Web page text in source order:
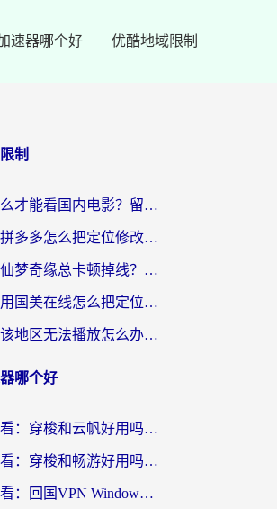
速器哪个好 优酷地域限制
制
在国外怎么才能看国内电影？留学生亲测有效的地域限制突破指南
在巴西用拼多多怎么把定位修改到中国国内？3步解决海外党痛点，附芒果TV伊对可用攻略
在国外玩仙梦奇缘总卡顿掉线？教你突破限制+搞定追剧查诉讼的实用攻略
在柬埔寨用国美在线怎么把定位修改到中国国内？3个海外生活痛点一次解决
搜狐视频该地区无法播放怎么办？海外党亲测有效的回国加速指南
哪个好
海外党必看：穿梭和云帆好用吗？3招教你选对回国加速器（附PTT翻墙+QuickbackFly2CN对比）
海外党必看：穿梭和畅游好用吗？3步选对回国加速器，无缝刷国内剧玩国服
海外党必看：回国VPN Windows版怎么选？3步找到最适合你的无缝访问方案